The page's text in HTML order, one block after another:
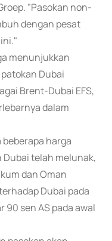
"Pasokan non-
dengan pesat
menunjukkan
Dubai
Brent-Dubai EFS,
dalam
harga
telah melunak,
dan Oman
Dubai pada
sen AS pada awal